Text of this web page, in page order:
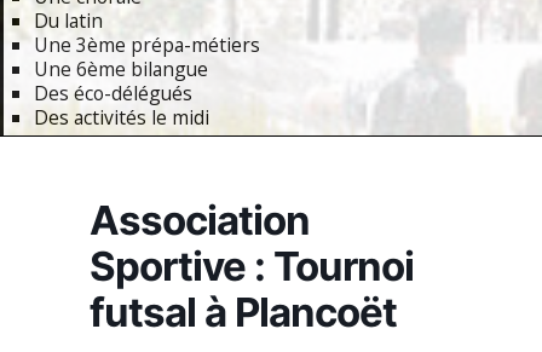
Du latin
Une 3ème prépa-métiers
Une 6ème bilangue
Des éco-délégués
Des activités le midi
Association
Sportive : Tournoi
futsal à Plancoët